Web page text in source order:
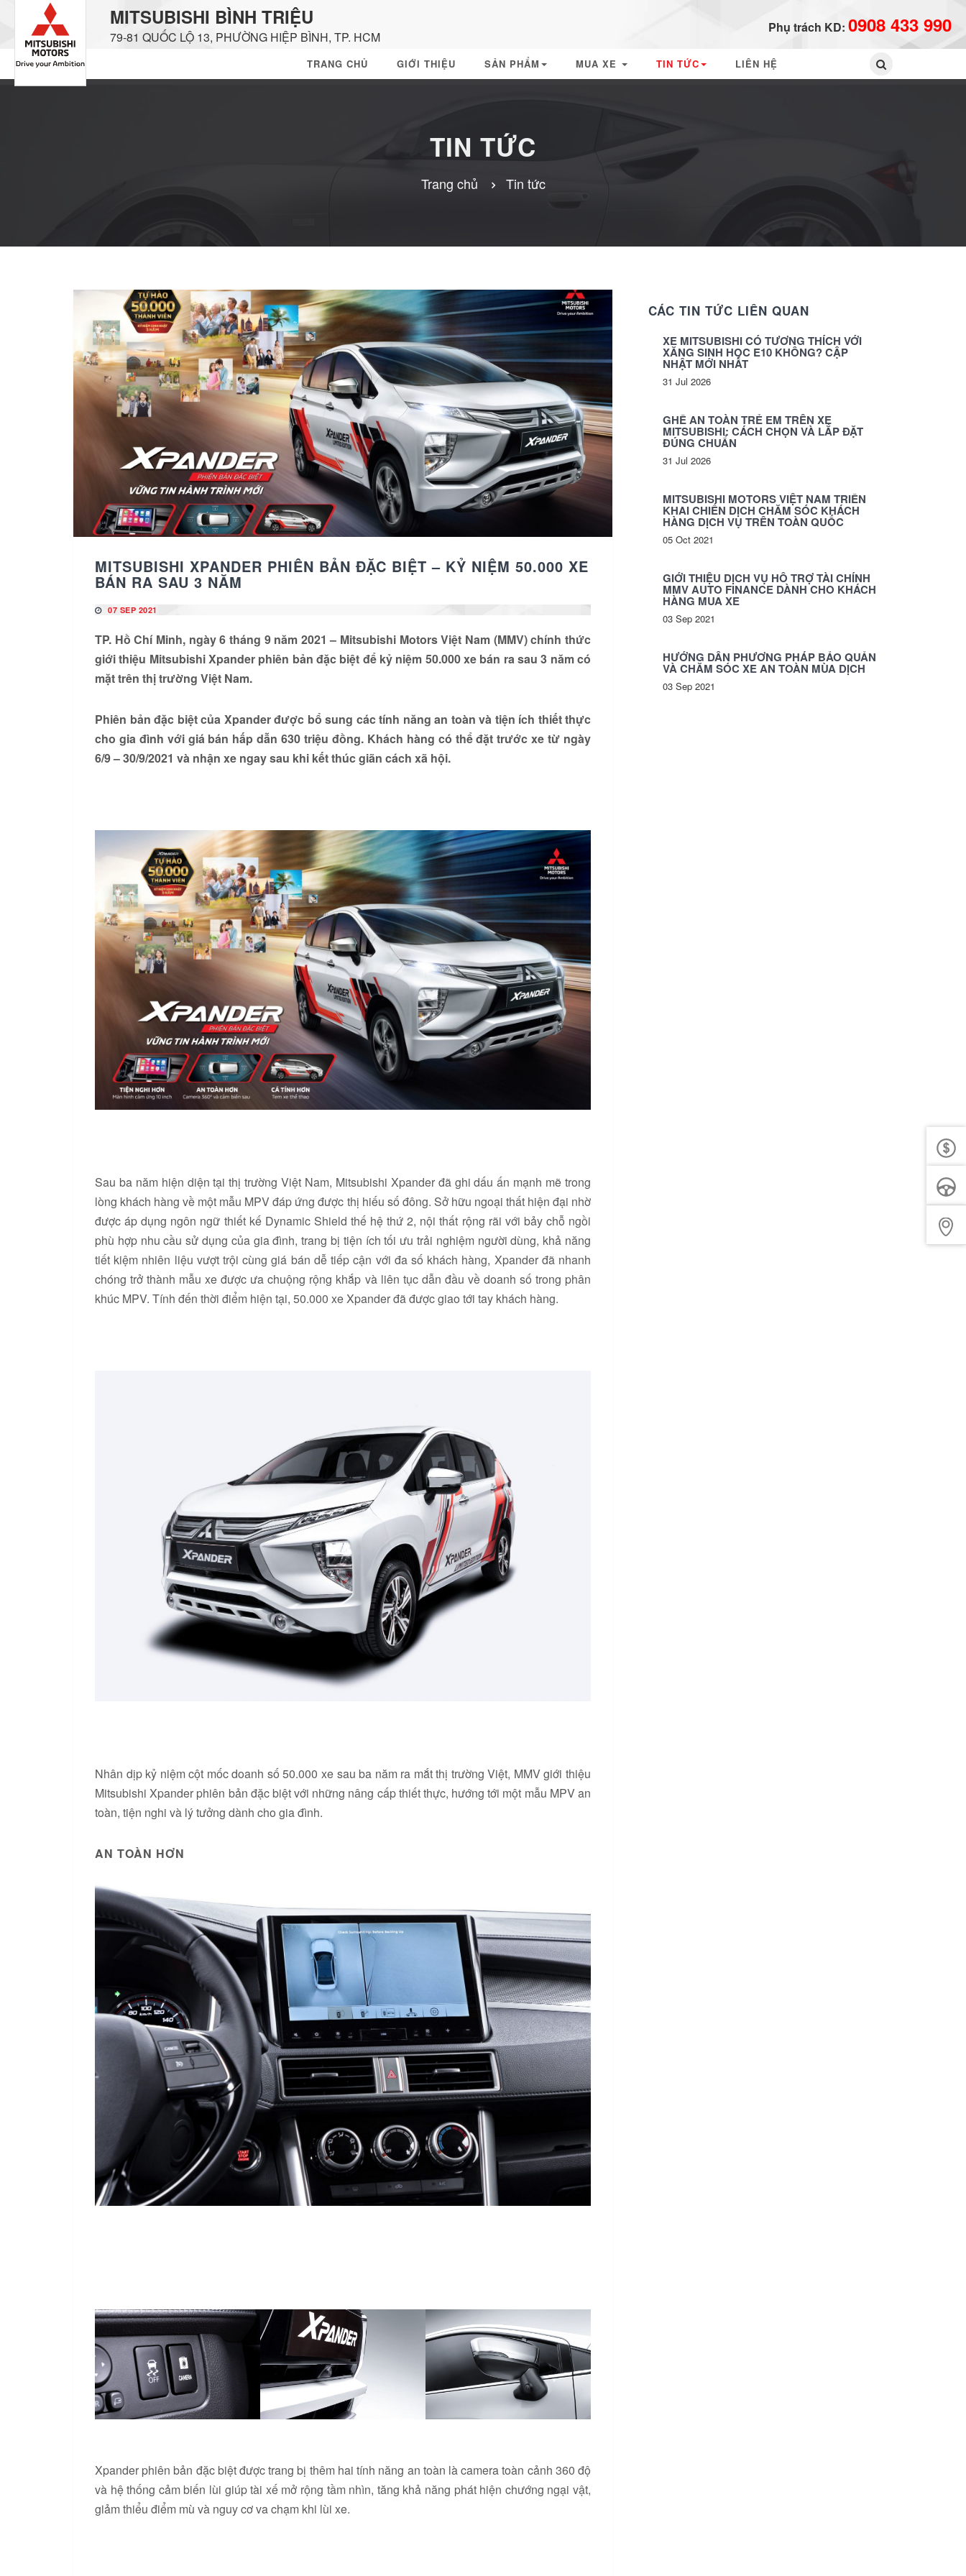
MITSUBISHI BÌNH TRIỆU
79-81 QUỐC LỘ 13, PHƯỜNG HIỆP BÌNH, TP. HCM
Phụ trách KD: 0908 433 990
TRANG CHỦ GIỚI THIỆU SẢN PHẨM MUA XE TIN TỨC LIÊN HỆ GO
TIN TỨC
Trang chủ Tin tức
MITSUBISHI XPANDER PHIÊN BẢN ĐẶC BIỆT – KỶ NIỆM 50.000 XE
BÁN RA SAU 3 NĂM
07 SEP 2021
TP. Hồ Chí Minh, ngày 6 tháng 9 năm 2021 – Mitsubishi Motors Việt Nam (MMV) chính thức
giới thiệu Mitsubishi Xpander phiên bản đặc biệt để kỷ niệm 50.000 xe bán ra sau 3 năm có
mặt trên thị trường Việt Nam.
Phiên bản đặc biệt của Xpander được bổ sung các tính năng an toàn và tiện ích thiết thực
cho gia đình với giá bán hấp dẫn 630 triệu đồng. Khách hàng có thể đặt trước xe từ ngày
6/9 – 30/9/2021 và nhận xe ngay sau khi kết thúc giãn cách xã hội.
Sau ba năm hiện diện tại thị trường Việt Nam, Mitsubishi Xpander đã ghi dấu ấn mạnh mẽ trong
lòng khách hàng về một mẫu MPV đáp ứng được thị hiếu số đông. Sở hữu ngoại thất hiện đại nhờ
được áp dụng ngôn ngữ thiết kế Dynamic Shield thế hệ thứ 2, nội thất rộng rãi với bảy chỗ ngồi
phù hợp nhu cầu sử dụng của gia đình, trang bị tiện ích tối ưu trải nghiệm người dùng, khả năng
tiết kiệm nhiên liệu vượt trội cùng giá bán dễ tiếp cận với đa số khách hàng, Xpander đã nhanh
chóng trở thành mẫu xe được ưa chuộng rộng khắp và liên tục dẫn đầu về doanh số trong phân
khúc MPV. Tính đến thời điểm hiện tại, 50.000 xe Xpander đã được giao tới tay khách hàng.
Nhân dịp kỷ niệm cột mốc doanh số 50.000 xe sau ba năm ra mắt thị trường Việt, MMV giới thiệu
Mitsubishi Xpander phiên bản đặc biệt với những nâng cấp thiết thực, hướng tới một mẫu MPV an
toàn, tiện nghi và lý tưởng dành cho gia đình.
AN TOÀN HƠN
Xpander phiên bản đặc biệt được trang bị thêm hai tính năng an toàn là camera toàn cảnh 360 độ
và hệ thống cảm biến lùi giúp tài xế mở rộng tầm nhìn, tăng khả năng phát hiện chướng ngại vật,
giảm thiểu điểm mù và nguy cơ va chạm khi lùi xe.
CÁC TIN TỨC LIÊN QUAN
XE MITSUBISHI CÓ TƯƠNG THÍCH VỚI
XĂNG SINH HỌC E10 KHÔNG? CẬP
NHẬT MỚI NHẤT
31 Jul 2026
GHẾ AN TOÀN TRẺ EM TRÊN XE
MITSUBISHI: CÁCH CHỌN VÀ LẮP ĐẶT
ĐÚNG CHUẨN
31 Jul 2026
MITSUBISHI MOTORS VIỆT NAM TRIỂN
KHAI CHIẾN DỊCH CHĂM SÓC KHÁCH
HÀNG DỊCH VỤ TRÊN TOÀN QUỐC
05 Oct 2021
GIỚI THIỆU DỊCH VỤ HỖ TRỢ TÀI CHÍNH
MMV AUTO FINANCE DÀNH CHO KHÁCH
HÀNG MUA XE
03 Sep 2021
HƯỚNG DẪN PHƯƠNG PHÁP BẢO QUẢN
VÀ CHĂM SÓC XE AN TOÀN MÙA DỊCH
03 Sep 2021